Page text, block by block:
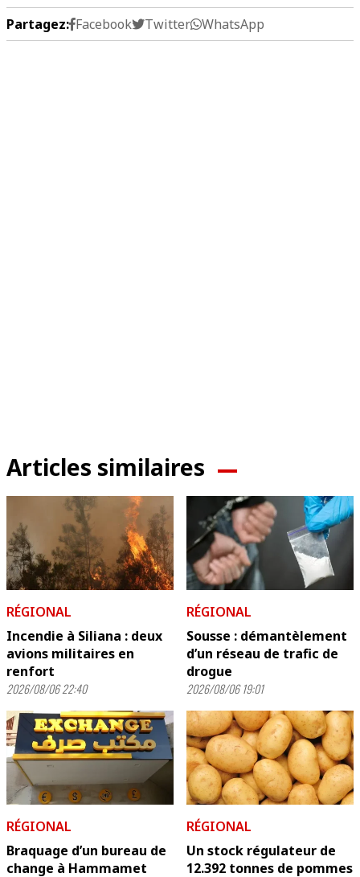
Partagez: Facebook Twitter WhatsApp
Articles similaires
RÉGIONAL
Incendie à Siliana : deux
avions militaires en
renfort
2026/08/06 22:40
RÉGIONAL
Sousse : démantèlement
d’un réseau de trafic de
drogue
2026/08/06 19:01
RÉGIONAL
Braquage d’un bureau de
change à Hammamet
RÉGIONAL
Un stock régulateur de
12.392 tonnes de pommes